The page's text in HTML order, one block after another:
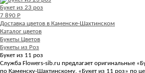
Букет из 23 роз
7 890 Р
Доставка цветов в Каменске-Шахтинском
Каталог цветов
Букеты Цветов
Букеты из Роз
Букет из 11 роз
Служба Flowers-sib.ru предлагает оригинальные
по Каменску-Шахтинскому. «Букет из 11 роз» по